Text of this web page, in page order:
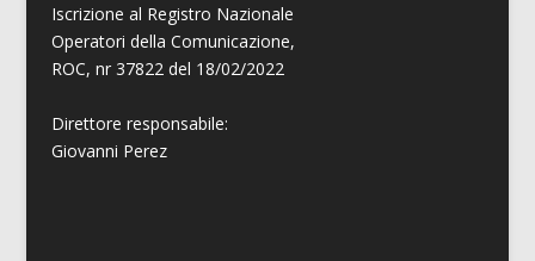
Iscrizione al Registro Nazionale
Operatori della Comunicazione,
ROC, nr 37822 del 18/02/2022
Direttore responsabile:
Giovanni Perez